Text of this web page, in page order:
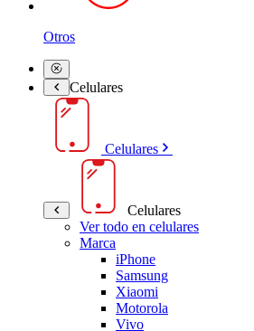
Otros
Celulares
Celulares
Celulares
Ver todo en celulares
Marca
iPhone
Samsung
Xiaomi
Motorola
Vivo